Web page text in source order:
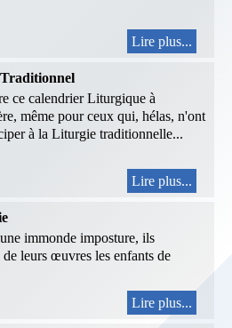
Lire plus...
ce calendrier Liturgique à
même pour ceux qui, hélas, n'ont
à la Liturgie traditionnelle...
Lire plus...
immonde imposture, ils
leurs œuvres les enfants de
Lire plus...